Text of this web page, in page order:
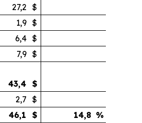
27,2 $
1,9 $
6,4 $
7,9 $
43,4 $
2,7 $
46,1 $ 14,8 %